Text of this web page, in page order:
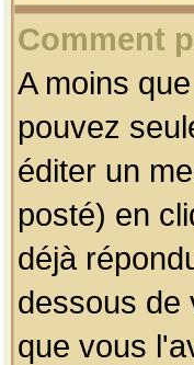
Comment
A moins
pouvez
éditer un
posté) en
déjà
dessous de
que vous